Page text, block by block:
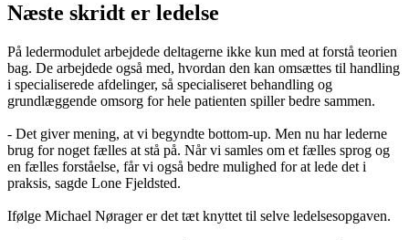
Næste skridt er ledelse
På ledermodulet arbejdede deltagerne ikke kun med at forstå teorien
bag. De arbejdede også med, hvordan den kan omsættes til handling
i specialiserede afdelinger, så specialiseret behandling og
grundlæggende omsorg for hele patienten spiller bedre sammen.
- Det giver mening, at vi begyndte bottom-up. Men nu har lederne
brug for noget fælles at stå på. Når vi samles om et fælles sprog og
en fælles forståelse, får vi også bedre mulighed for at lede det i
praksis, sagde Lone Fjeldsted.
Ifølge Michael Nørager er det tæt knyttet til selve ledelsesopgaven.